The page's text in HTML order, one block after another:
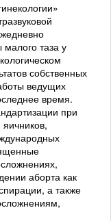
таза у
собственных
ведущих
время.
при
аборта как
а также